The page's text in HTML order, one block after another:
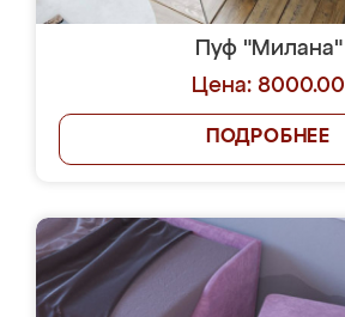
Пуф "Милана"
Цена: 8000.00
ПОДРОБНЕЕ